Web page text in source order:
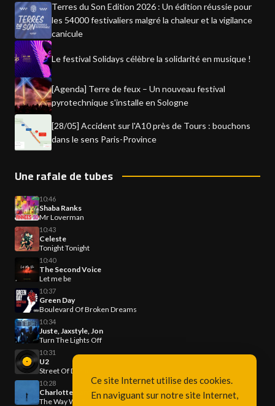
Terres du Son Edition 2026 : Un édition réussie pour
les 54000 festivaliers malgré la chaleur et la vigilance
canicule
Le festival Solidays célèbre la solidarité en musique !
[Agenda] Terre de feux – Un nouveau festival
pyrotechnique s'installe en Sologne
[28/05] Accident sur l'A10 près de Tours : bouchons
dans le sens Paris-Province
Une rafale de tubes
10:46
Shaba Ranks
Mr Loverman
10:43
Celeste
Tonight Tonight
10:40
The Second Voice
Let me be
10:37
Green Day
Boulevard Of Broken Dreams
10:34
Juste, Jaxstyle, Jon
Turn The Lights Off
10:31
U2
Street Of Dreams
10:28
Charlotte Cardin
The Way We Touch
Ce site Internet utilise des cookies.
En naviguant sur notre site Internet,